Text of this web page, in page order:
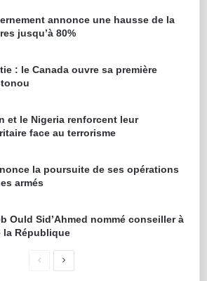
annonce une hausse de la
jusqu’à 80%
: le Canada ouvre sa première
et le Nigeria renforcent leur
face au terrorisme
la poursuite de ses opérations
armés
Ould Sid’Ahmed nommé conseiller à
la République